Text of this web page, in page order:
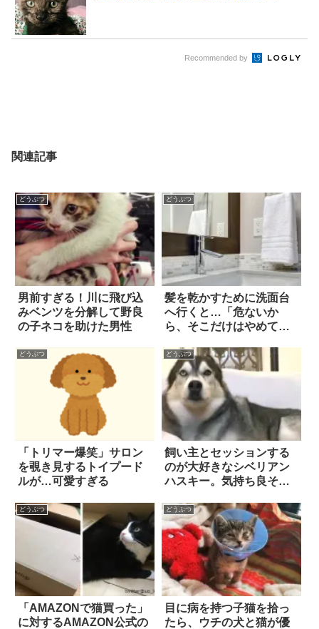
Recommended by
関連記事
どうぶつ
男前すぎる！川に飛び込
みベンツを分解して野良
の子ネコを助けた男性
どうぶつ
髪を乾かすために洗面台
へ行くと…「危ないか
ら、そこだけはやめて」
どうぶつ
「トリマー爆笑」サロン
を覗き見するトイプード
ルが…可愛すぎる
どうぶつ
飼い主とセッションする
のが大好きなシベリアン
ハスキー。気持ち良そう
だ！
どうぶつ
「AMAZONで猫買った」
に対するAMAZON公式の
どうぶつ
目に病を持つ子猫を拾っ
たら、ウチの犬と猫が優